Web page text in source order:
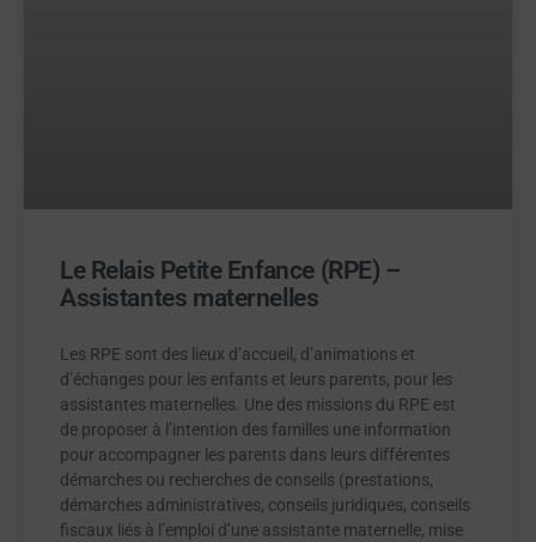
Le Relais Petite Enfance (RPE) –
Assistantes maternelles
Les RPE sont des lieux d’accueil, d’animations et
d’échanges pour les enfants et leurs parents, pour les
assistantes maternelles. Une des missions du RPE est
de proposer à l’intention des familles une information
pour accompagner les parents dans leurs différentes
démarches ou recherches de conseils (prestations,
démarches administratives, conseils juridiques, conseils
fiscaux liés à l’emploi d’une assistante maternelle, mise